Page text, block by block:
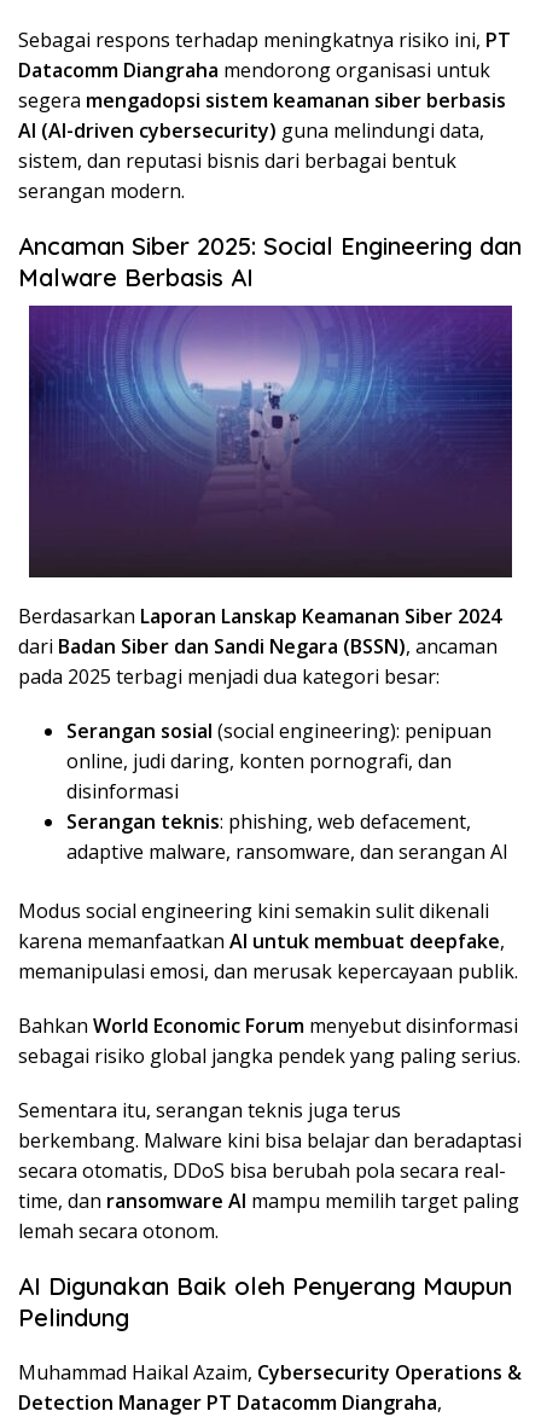
Sebagai respons terhadap meningkatnya risiko ini, PT
Datacomm Diangraha mendorong organisasi untuk
segera mengadopsi sistem keamanan siber berbasis
AI (AI-driven cybersecurity) guna melindungi data,
sistem, dan reputasi bisnis dari berbagai bentuk
serangan modern.
Ancaman Siber 2025: Social Engineering dan
Malware Berbasis AI
Berdasarkan Laporan Lanskap Keamanan Siber 2024
dari Badan Siber dan Sandi Negara (BSSN), ancaman
pada 2025 terbagi menjadi dua kategori besar:
Serangan sosial (social engineering): penipuan
online, judi daring, konten pornografi, dan
disinformasi
Serangan teknis: phishing, web defacement,
adaptive malware, ransomware, dan serangan AI
Modus social engineering kini semakin sulit dikenali
karena memanfaatkan AI untuk membuat deepfake,
memanipulasi emosi, dan merusak kepercayaan publik.
Bahkan World Economic Forum menyebut disinformasi
sebagai risiko global jangka pendek yang paling serius.
Sementara itu, serangan teknis juga terus
berkembang. Malware kini bisa belajar dan beradaptasi
secara otomatis, DDoS bisa berubah pola secara real-
time, dan ransomware AI mampu memilih target paling
lemah secara otonom.
AI Digunakan Baik oleh Penyerang Maupun
Pelindung
Muhammad Haikal Azaim, Cybersecurity Operations &
Detection Manager PT Datacomm Diangraha,